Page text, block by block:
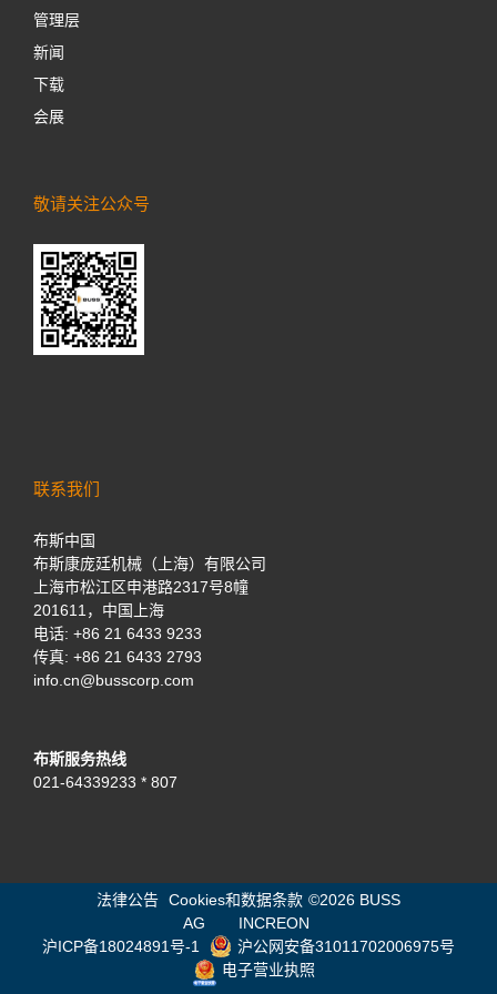
管理层
新闻
下载
会展
敬请关注公众号
联系我们
布斯中国
布斯康庞廷机械（上海）有限公司
上海市松江区申港路2317号8幢
201611，中国上海
电话: +86 21 6433 9233
传真: +86 21 6433 2793
info.cn@busscorp.com
布斯服务热线
021-64339233 * 807
法律公告 Cookies和数据条款 ©2026 BUSS
AG
INCREON
沪ICP备18024891号-1
沪公网安备31011702006975号
电子营业执照